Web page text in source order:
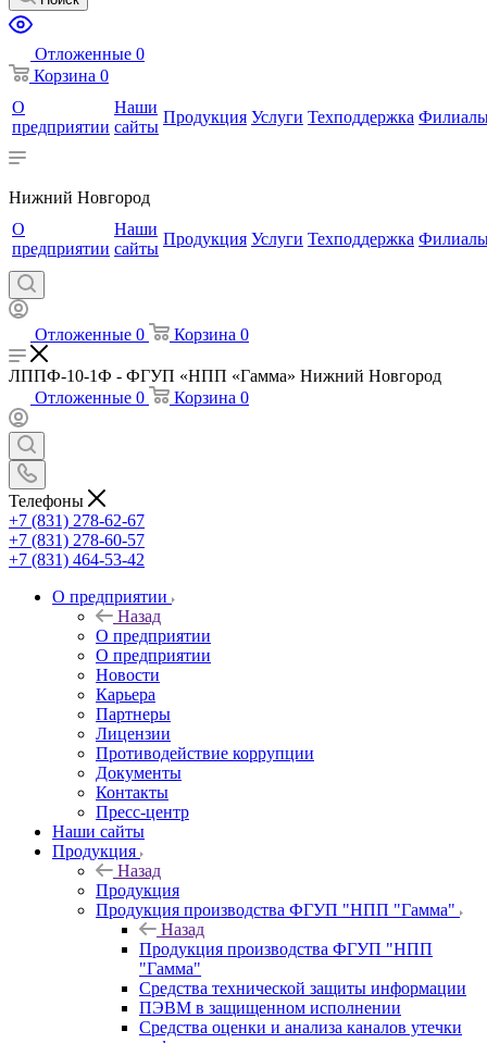
Отложенные 0
Корзина 0
О
предприятии
Наши
сайты
Продукция Услуги Техподдержка
Нижний Новгород
О
предприятии
Наши
сайты
Продукция Услуги Техподдержка
Отложенные 0 Корзина 0
ЛППФ-10-1Ф - ФГУП «НПП «Гамма» Нижний Новгород
Отложенные 0 Корзина 0
Телефоны
+7 (831) 278-62-67
+7 (831) 278-60-57
+7 (831) 464-53-42
О предприятии
Назад
О предприятии
О предприятии
Новости
Карьера
Партнеры
Лицензии
Противодействие коррупции
Документы
Контакты
Пресс-центр
Наши сайты
Продукция
Назад
Продукция
Продукция производства ФГУП "НПП "Гамма"
Назад
Продукция производства ФГУП "НПП
"Гамма"
Средства технической защиты информации
ПЭВМ в защищенном исполнении
Средства оценки и анализа каналов утечки